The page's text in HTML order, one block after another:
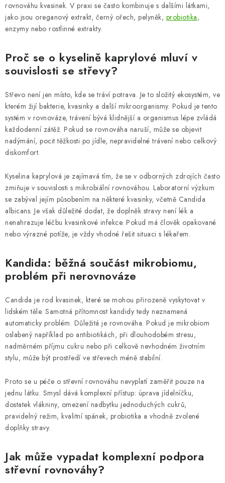
rovnováhu kvasinek. V praxi se často kombinuje s dalšími látkami,
jako jsou oreganový extrakt, černý ořech, pelyněk, probiotika,
enzymy nebo rostlinné extrakty.
Proč se o kyselině kaprylové mluví v
souvislosti se střevy?
Střevo není jen místo, kde se tráví potrava. Je to složitý ekosystém, ve
kterém žijí bakterie, kvasinky a další mikroorganismy. Pokud je tento
systém v rovnováze, trávení bývá klidnější a organismus lépe zvládá
každodenní zátěž. Pokud se rovnováha naruší, může se objevit
nadýmání, pocit těžkosti po jídle, nepravidelné trávení nebo celkový
diskomfort.
Kyselina kaprylová je zajímavá tím, že se v odborných zdrojích často
zmiňuje v souvislosti s mikrobiální rovnováhou. Laboratorní výzkum
se zabýval jejím působením na některé kvasinky, včetně Candida
albicans. Je však důležité dodat, že doplněk stravy není lék a
nenahrazuje léčbu kvasinkové infekce. Pokud má člověk opakované
nebo výrazné potíže, je vždy vhodné řešit situaci s lékařem.
Kandida: běžná součást mikrobiomu,
problém při nerovnováze
Candida je rod kvasinek, které se mohou přirozeně vyskytovat v
lidském těle. Samotná přítomnost kandidy tedy neznamená
automaticky problém. Důležitá je rovnováha. Pokud je mikrobiom
oslabený například po antibiotikách, při dlouhodobém stresu,
nadměrném příjmu cukru nebo při celkově nevhodném životním
stylu, může být prostředí ve střevech méně stabilní.
Proto se u péče o střevní rovnováhu nevyplatí zaměřit pouze na
jednu látku. Smysl dává komplexní přístup: úprava jídelníčku,
dostatek vlákniny, omezení nadbytku jednoduchých cukrů,
pravidelný režim, kvalitní spánek, probiotika a vhodně zvolené
doplňky stravy.
Jak může vypadat komplexní podpora
střevní rovnováhy?